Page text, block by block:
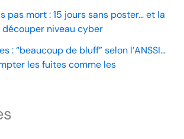
pas mort : 15 jours sans poster… et la
découper niveau cyber
: “beaucoup de bluff” selon l’ANSSI…
les fuites comme les